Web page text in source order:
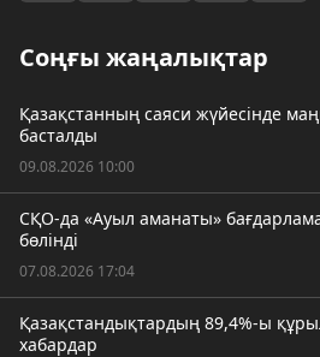
Соңғы жаңалықтар
Қазақстанның саяси жүйесінде
басталды
09.08.2026 10:00
СҚО-да «Ауыл аманаты»
бөлінді
07.08.2026 17:04
Қазақстандықтардың 89,4%-ы
хабардар